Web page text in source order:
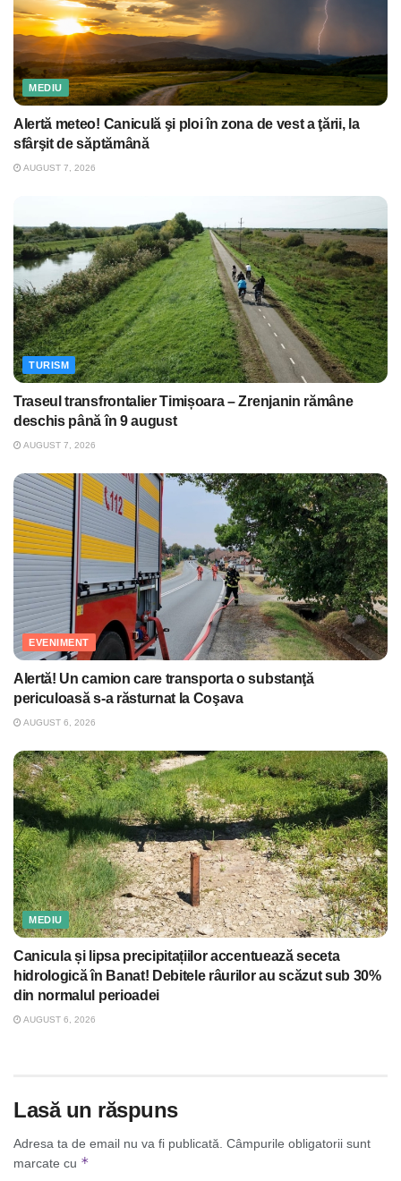
MEDIU
Alertă meteo! Caniculă şi ploi în zona de vest a ţării, la
sfârşit de săptămână
AUGUST 7, 2026
TURISM
Traseul transfrontalier Timișoara – Zrenjanin rămâne
deschis până în 9 august
AUGUST 7, 2026
EVENIMENT
Alertă! Un camion care transporta o substanţă
periculoasă s-a răsturnat la Coşava
AUGUST 6, 2026
MEDIU
Canicula și lipsa precipitațiilor accentuează seceta
hidrologică în Banat! Debitele râurilor au scăzut sub 30%
din normalul perioadei
AUGUST 6, 2026
Lasă un răspuns
Adresa ta de email nu va fi publicată. Câmpurile obligatorii sunt
marcate cu *